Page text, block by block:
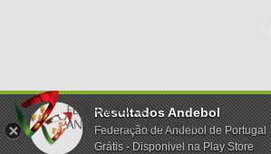
Resultados Andebol
Federação de Andebol de Portugal
Grátis - Disponivel na Play Store